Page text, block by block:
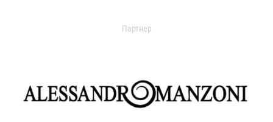
Партнер